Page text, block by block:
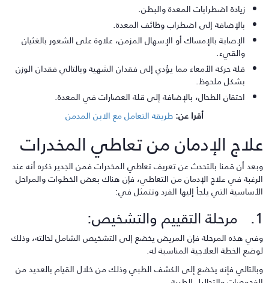
زيادة اضطرابات المعدة والبطن.
بالإضافة إلى اضطراب وظائف المعدة.
الإصابة بالإمساك أو الإسهال المزمن، علاوة على الشعور بالغثيان
والقيء.
قلة حركة الأمعاء مما يؤدي إلى فقدان الشهية وبالتالي فقدان الوزن
بشكل ملحوظ.
احتقان الطحال، بالإضافة إلى قلة العصارات في المعدة.
أقرا عن:طريقة التعامل مع الابن المدمن
الإدمان من تعاطي المخدرات
أن قمنا بالتحدث عن تعريف تعاطي المخدرات فمن الجدير ذكره أنه عند
في علاج الإدمان من التعاطي، فإن هناك بعض الخطوات والمراحل
التي يلجأ إليها الفرد وتتمثل في:
هذه المرحلة فإن المريض يخضع إلى التشخيص الشامل لحالته، وذلك
الخطة العلاجية المناسبة له.
فإنه يخضع إلى الكشف الطبي وذلك من خلال القيام بالعديد من